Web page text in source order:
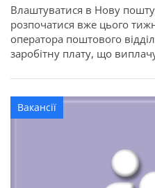
Влаштуватися в Нову
розпочатися вже цього
оператора поштового
заробітну плату, що
календарних днів
страхування та
військовозобов’язаних (за
Вакансії